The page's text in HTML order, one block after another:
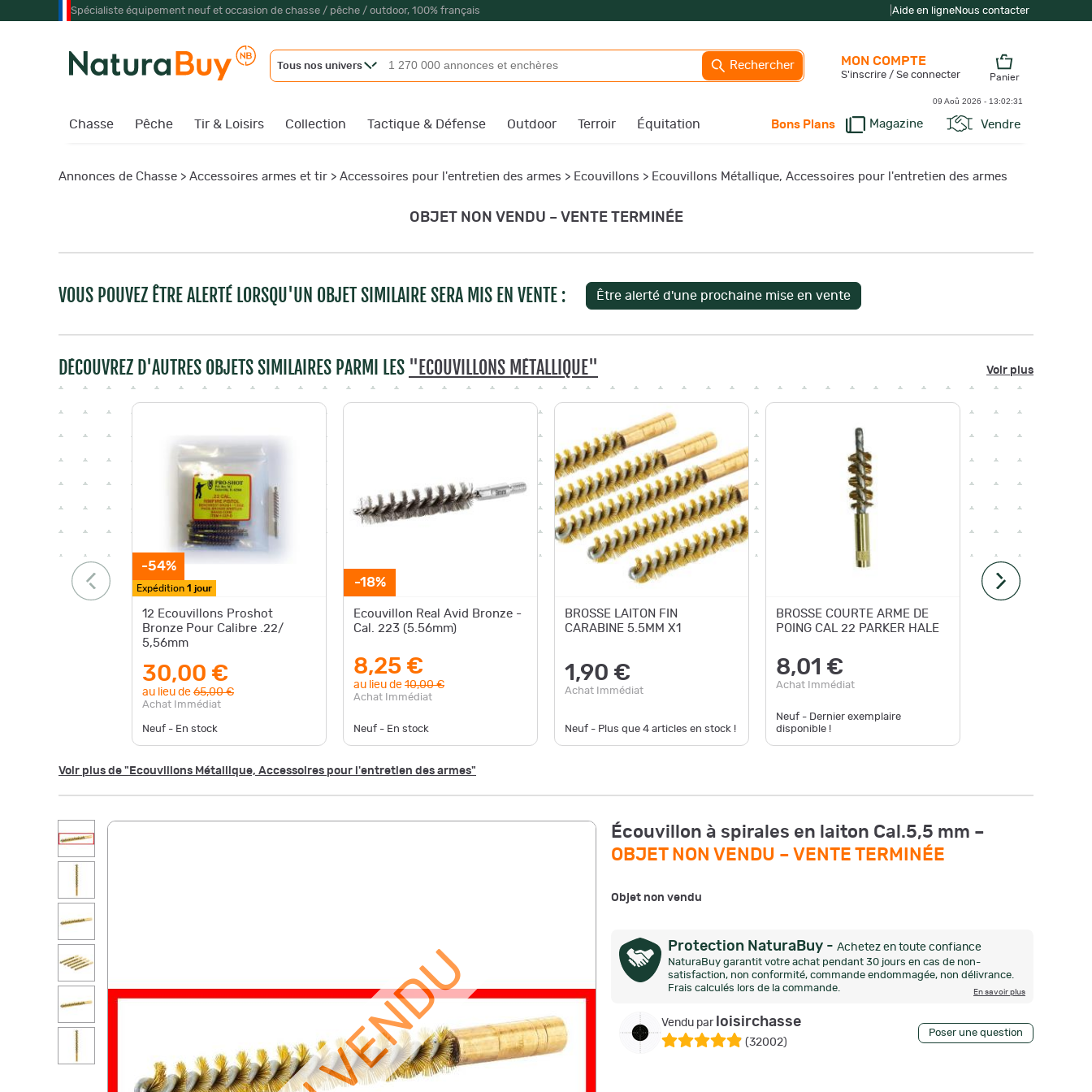
Spécialiste équipement neuf et occasion de chasse / pêche / outdoor, 100% français Aide en ligneNous contacter
Tous nos univers Rechercher
Chasse Pêche Tir & Loisirs Collection Tactique & Défense Outdoor Terroir Équitation Bons Plans Magazine Vendre
MON COMPTE
S'inscrire / Se connecter Panier
09 Aoû 2026 - 13:02:31
Annonces de Chasse > Accessoires armes et tir > Accessoires pour l'entretien des armes > Ecouvillons > Ecouvillons Métallique, Accessoires pour l'entretien des armes
OBJET NON VENDU – VENTE TERMINÉE
VOUS POUVEZ ÊTRE ALERTÉ LORSQU'UN OBJET SIMILAIRE SERA MIS EN VENTE :
DÉCOUVREZ D'AUTRES OBJETS SIMILAIRES PARMI LES "ECOUVILLONS MÉTALLIQUE" Voir plus
-54%
Expédition 1 jour
12 Ecouvillons Proshot
Bronze Pour Calibre .22/
5,56mm
30,00 €
au lieu de 65,00 €
Achat Immédiat
Neuf - En stock
-18%
Ecouvillon Real Avid Bronze -
Cal. 223 (5.56mm)
8,25 €
au lieu de 10,00 €
Achat Immédiat
Neuf - En stock
BROSSE LAITON FIN
CARABINE 5.5MM X1
1,90 €
Achat Immédiat
Neuf - Plus que 4 articles en stock !
BROSSE COURTE ARME DE
POING CAL 22 PARKER HALE
8,01 €
Achat Immédiat
Neuf - Dernier exemplaire
disponible !
Voir plus de "Ecouvillons Métallique, Accessoires pour l'entretien des armes"
Écouvillon à spirales en laiton Cal.5,5 mm –
OBJET NON VENDU – VENTE TERMINÉE
Objet non vendu
Protection NaturaBuy - Achetez en toute confiance
NaturaBuy garantit votre achat pendant 30 jours en cas de non-
satisfaction, non conformité, commande endommagée, non délivrance.
Frais calculés lors de la commande.
En savoir plus
Vendu par loisirchasse
(32002)
Poser une question